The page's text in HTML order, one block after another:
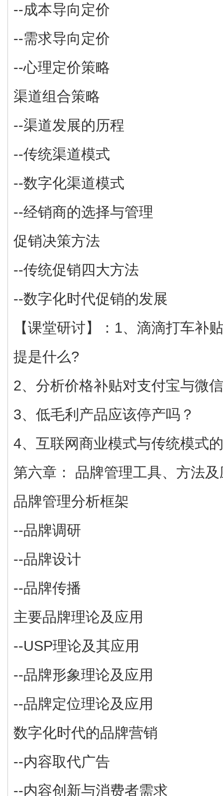
--成本导向定价
--需求导向定价
--心理定价策略
渠道组合策略
--渠道发展的历程
--传统渠道模式
--数字化渠道模式
--经销商的选择与管理
促销决策方法
--传统促销四大方法
--数字化时代促销的发展
【课堂研讨】：1、滴滴打车补
提是什么?
2、分析价格补贴对支付宝与微
3、低毛利产品应该停产吗？
4、互联网商业模式与传统模式
第六章： 品牌管理工具、方法及
品牌管理分析框架
--品牌调研
--品牌设计
--品牌传播
主要品牌理论及应用
--USP理论及其应用
--品牌形象理论及应用
--品牌定位理论及应用
数字化时代的品牌营销
--内容取代广告
--内容创新与消费者需求